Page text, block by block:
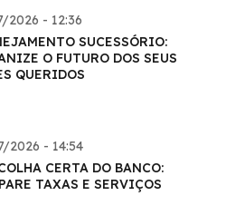
2026 - 12:36
SUCESSÓRIO:
O FUTURO DOS SEUS
QUERIDOS
2026 - 14:54
CERTA DO BANCO:
TAXAS E SERVIÇOS